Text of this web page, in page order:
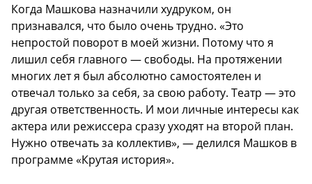
Когда Машкова назначили худруком, он
признавался, что было очень трудно. «Это
непростой поворот в моей жизни. Потому что я
лишил себя главного — свободы. На протяжении
многих лет я был абсолютно самостоятелен и
отвечал только за себя, за свою работу. Театр — это
другая ответственность. И мои личные интересы как
актера или режиссера сразу уходят на второй план.
Нужно отвечать за коллектив», — делился Машков в
программе «Крутая история».